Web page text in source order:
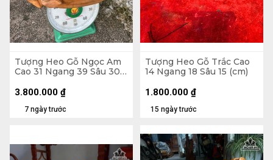
Tượng Heo Gỗ Ngọc Am
Cao 31 Ngang 39 Sâu 30
7 ngày trước
3.800.000 ₫
Tượng Heo Gỗ Trắc Cao
14 Ngang 18 Sâu 15 (cm)
15 ngày trước
1.800.000 ₫